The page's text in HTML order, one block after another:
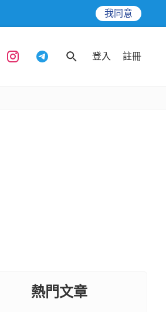
我同意
登入 註冊
熱門文章